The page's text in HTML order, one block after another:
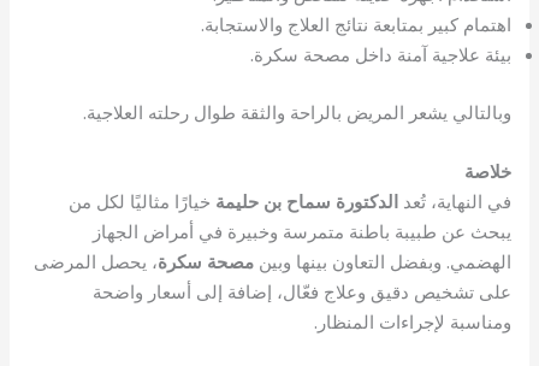
اهتمام كبير بمتابعة نتائج العلاج والاستجابة.
بيئة علاجية آمنة داخل مصحة سكرة.
وبالتالي يشعر المريض بالراحة والثقة طوال رحلته العلاجية.
خلاصة
في النهاية، تُعدالدكتورة سماح بن حليمة خيارًا مثاليًا لكل من
يبحث عن طبيبة باطنة متمرسة وخبيرة في أمراض الجهاز
الهضمي. وبفضل التعاون بينها وبينمصحة سكرة، يحصل المرضى
على تشخيص دقيق وعلاج فعّال، إضافة إلى أسعار واضحة
ومناسبة لإجراءات المنظار.